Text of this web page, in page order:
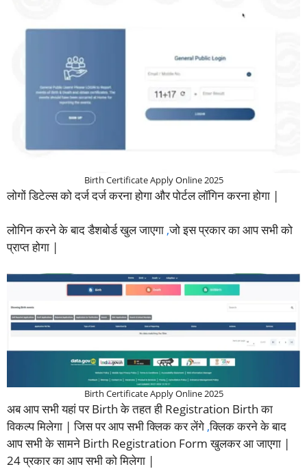
Birth Certificate Apply Online 2025
लोगों डिटेल्स को दर्ज दर्ज करना होगा और पोर्टल लॉगिन करना होगा |
लोगिन करने के बाद डैशबोर्ड खुल जाएगा ,जो इस प्रकार का आप सभी को
प्राप्त होगा |
Birth Certificate Apply Online 2025
अब आप सभी यहां पर Birth के तहत ही Registration Birth का
विकल्प मिलेगा | जिस पर आप सभी क्लिक कर लेंगे ,क्लिक करने के बाद
आप सभी के सामने Birth Registration Form खुलकर आ जाएगा |
24 प्रकार का आप सभी को मिलेगा |